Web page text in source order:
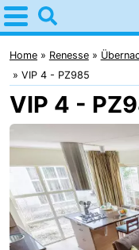
Home
Renesse
Tipps
Für
Übernachten
Appartements
-
Home Renesse
VIP 4 - PZ985
VIP 4 -